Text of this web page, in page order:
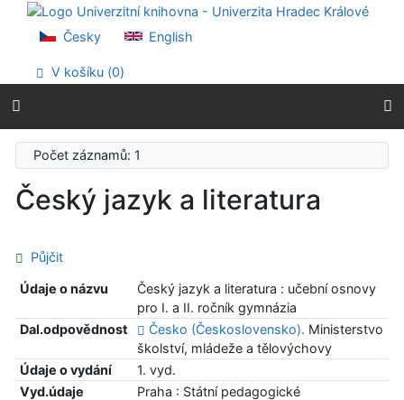
Přejít na obsah
Přejít na menu
Prohlášení o webové přístupnosti
Česky English
V košíku (0)
Počet záznamů: 1
Český jazyk a literatura
Půjčit
Údaje o názvu
Český jazyk a literatura : učební osnovy
pro I. a II. ročník gymnázia
Dal.odpovědnost
Česko (Československo). Ministerstvo
školství, mládeže a tělovýchovy
Údaje o vydání
1. vyd.
Vyd.údaje
Praha : Státní pedagogické